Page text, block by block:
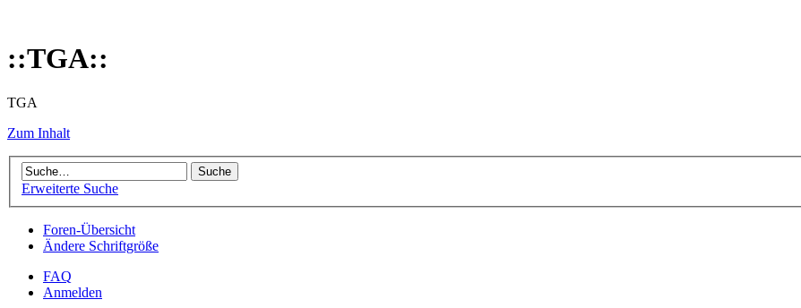
::TGA::
TGA
Zum Inhalt
Erweiterte Suche
Foren-Übersicht
Ändere Schriftgröße
FAQ
Anmelden